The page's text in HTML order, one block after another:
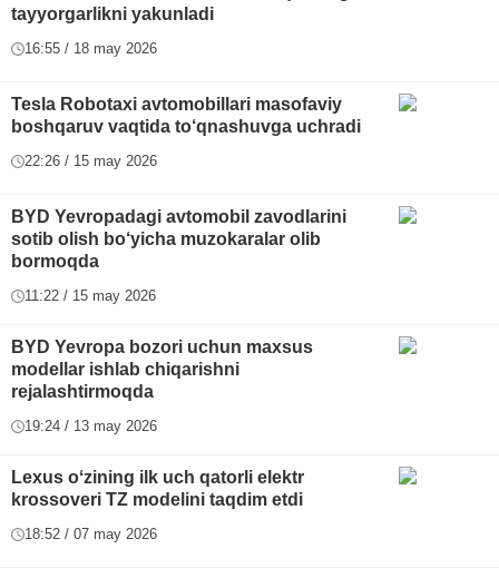
tayyorgarlikni yakunladi
16:55 / 18 may 2026
Tesla Robotaxi avtomobillari masofaviy
boshqaruv vaqtida to‘qnashuvga uchradi
22:26 / 15 may 2026
BYD Yevropadagi avtomobil zavodlarini
sotib olish bo‘yicha muzokaralar olib
bormoqda
11:22 / 15 may 2026
BYD Yevropa bozori uchun maxsus
modellar ishlab chiqarishni
rejalashtirmoqda
19:24 / 13 may 2026
Lexus oʻzining ilk uch qatorli elektr
krossoveri TZ modelini taqdim etdi
18:52 / 07 may 2026